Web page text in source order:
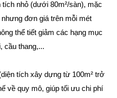
nhỏ (dưới 80m²/sàn), mặc
đơn giá trên mỗi mét
thể tiết giảm các hạng mục
cầu thang,...
tích xây dựng từ 100m² trở
về quy mô, giúp tối ưu chi phí